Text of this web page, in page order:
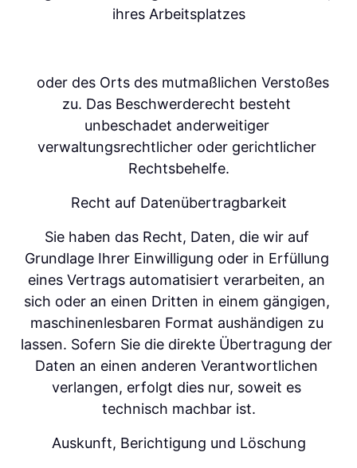
ihres Arbeitsplatzes
zu. Das Beschwerderecht besteht
unbeschadet anderweitiger
verwaltungsrechtlicher oder gerichtlicher
Rechtsbehelfe.
Recht auf Datenübertragbarkeit
Sie haben das Recht, Daten, die wir auf
Grundlage Ihrer Einwilligung oder in Erfüllung
eines Vertrags automatisiert verarbeiten, an
sich oder an einen Dritten in einem gängigen,
maschinenlesbaren Format aushändigen zu
lassen. Sofern Sie die direkte Übertragung der
Daten an einen anderen Verantwortlichen
verlangen, erfolgt dies nur, soweit es
technisch machbar ist.
Auskunft, Berichtigung und Löschung